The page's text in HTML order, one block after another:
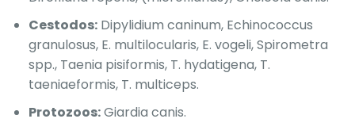
Cestodos:Dipylidium caninum, Echinococcus
granulosus, E. multilocularis, E. vogeli, Spirometra
spp., Taenia pisiformis, T. hydatigena, T.
taeniaeformis, T. multiceps.
Protozoos:Giardia canis.